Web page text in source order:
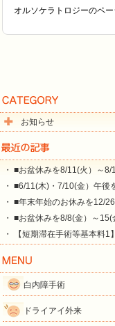
オルソケラトロジーのペー
お知らせ
・ ■お盆休みを8/11(火）～8/
・ ■6/11(木)・7/10(金）午後
・ ■年末年始のお休みを12/
・ ■お盆休みを8/8(金）～15(
・ 【短期滞在手術等基本料1
白内障手術
ドライアイ外来